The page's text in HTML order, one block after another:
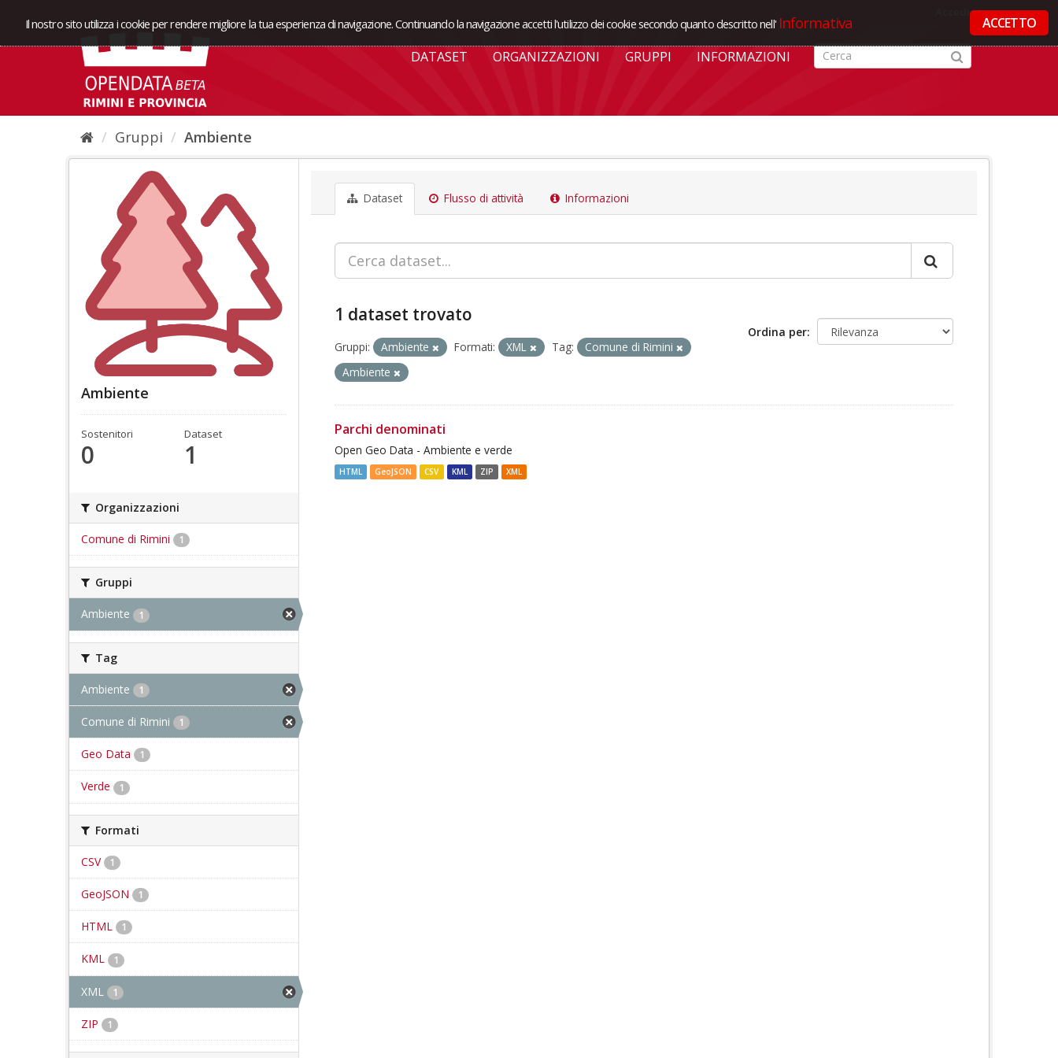
Il nostro sito utilizza i cookie per rendere migliore la tua esperienza di navigazione. Continuando la navigazione accetti l'utilizzo dei cookie secondo quanto descritto nell' Informativa ACCETTO
DATASET ORGANIZZAZIONI GRUPPI INFORMAZIONI
Gruppi Ambiente
Ambiente
Sostenitori
0
Dataset
1
Organizzazioni
Comune di Rimini 1
Gruppi
Ambiente 1
Tag
Ambiente 1
Comune di Rimini 1
Geo Data 1
Verde 1
Formati
CSV 1
GeoJSON 1
HTML 1
KML 1
XML 1
ZIP 1
Dataset Flusso di attività Informazioni
Ordina per
1 dataset trovato
Gruppi: Ambiente Formati: XML Tag:
Comune di Rimini
Ambiente
Parchi denominati
Open Geo Data - Ambiente e verde
HTML GeoJSON CSV KML ZIP XML